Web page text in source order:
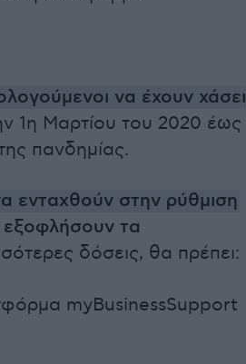
να έχουν χάσει
1η Μαρτίου του 2020 έως
πανδημίας.
ενταχθούν στην ρύθμιση
τα
δόσεις, θα πρέπει:
myBusinessSupport